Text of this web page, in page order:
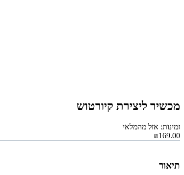
מכשיר ליצירת קיורטוש
זמינות: אזל מהמלאי
₪169.00
תיאור